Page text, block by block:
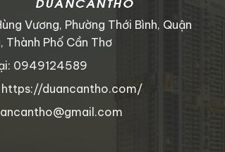
Vương, Phường Thới Bình, Quận
Thành Phố Cần Thơ
0949124589
https://duancantho.com/